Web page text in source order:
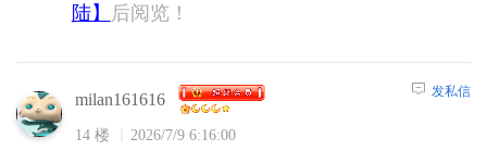
陆】
后阅览！
milan161616
14 楼 2026/7/9 6:16:00
发私信